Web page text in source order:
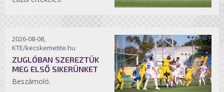
2026-08-08,
KTE/kecskemetite.hu
ZUGLÓBAN SZEREZTÜK
MEG ELSŐ SIKERÜNKET
Beszámoló.